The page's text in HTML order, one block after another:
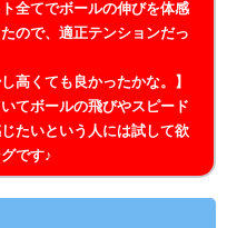
全てでボールの伸びを体感
ので、適正テンションだっ
高くても良かったかな。】
てボールの飛びやスピード
たいという人には試して欲
です♪